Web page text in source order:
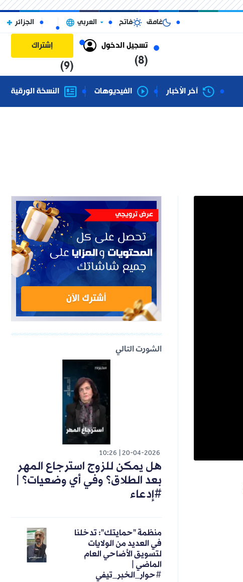
تسجيل الدخول
(8)
إشتراك
(9)
غامق فاتح العربي الجزائر
آخر الأخبار الفيديوهات النسخة الورقية
الشورت التالي
20-04-2026
10:26
هل يمكن للزوج استرجاع المهر
بعد الطلاق؟ وفي أي وضعيات؟ |
#إدعاء
منظمة "حمايتك": تدخلنا
في العديد من الولايات
لتسويق الأضاحي العام
الماضي |
#حوار_الخبر_تيفي